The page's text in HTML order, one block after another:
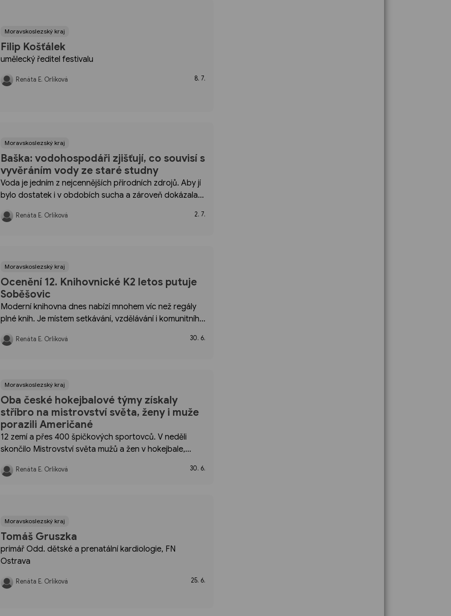
Moravskoslezský kraj
Filip Košťálek
umělecký ředitel festivalu
Renáta E. Orlíková 8. 7.
Moravskoslezský kraj
Baška: vodohospodáři zjišťují, co souvisí s
vyvěráním vody ze staré studny
Voda je jedním z nejcennějších přírodních zdrojů. Aby jí
bylo dostatek i v obdobích sucha a zároveň dokázala
soustavu sedmi přehrad v Moravskoslezském kraji.
Renáta E. Orlíková 2. 7.
Moravskoslezský kraj
Ocenění 12. Knihovnické K2 letos putuje
Soběšovic
Moderní knihovna dnes nabízí mnohem víc než regály
plné knih. Je místem setkávání, vzdělávání i komunitního
oceňuje knihovníky a knihovny, které svou prací
Renáta E. Orlíková 30. 6.
Moravskoslezský kraj
Oba české hokejbalové týmy získaly
stříbro na mistrovství světa, ženy i muže
porazili Američané
12 zemí a přes 400 špičkových sportovců. V neděli
skončilo Mistrovství světa mužů a žen v hokejbale,
probojovat oběma českým týmům. Na Spojené státy
Renáta E. Orlíková 30. 6.
Moravskoslezský kraj
Tomáš Gruszka
primář Odd. dětské a prenatální kardiologie, FN
Ostrava
Renáta E. Orlíková 25. 6.